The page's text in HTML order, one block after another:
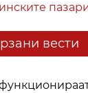
вести